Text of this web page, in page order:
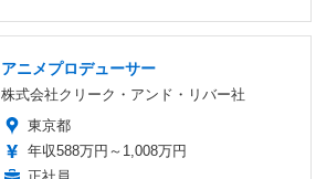
アニメプロデューサー
株式会社クリーク・アンド・リバー社
東京都
年収588万円～1,008万円